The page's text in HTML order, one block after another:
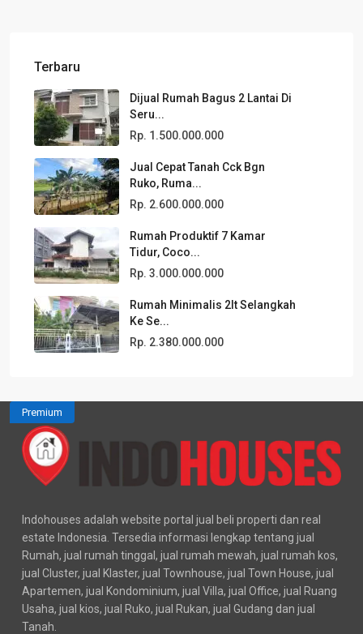
Terbaru
Dijual Rumah Bagus 2 Lantai Di
Seru...
Rp. 1.500.000.000
Jual Cepat Tanah Cck Bgn
Ruko, Ruma...
Rp. 2.600.000.000
Rumah Produktif 7 Kamar
Tidur, Coco...
Rp. 3.000.000.000
Rumah Minimalis 2lt Selangkah
Ke Se...
Rp. 2.380.000.000
Premium
Indohouses adalah website portal jual beli properti dan real
estate Indonesia. Tersedia informasi lengkap tentang jual
Rumah, jual rumah tinggal, jual rumah mewah, jual rumah kos,
jual Cluster, jual Klaster, jual Townhouse, jual Town House, jual
Apartemen, jual Kondominium, jual Villa, jual Office, jual Ruang
Usaha, jual kios, jual Ruko, jual Rukan, jual Gudang dan jual
Tanah.